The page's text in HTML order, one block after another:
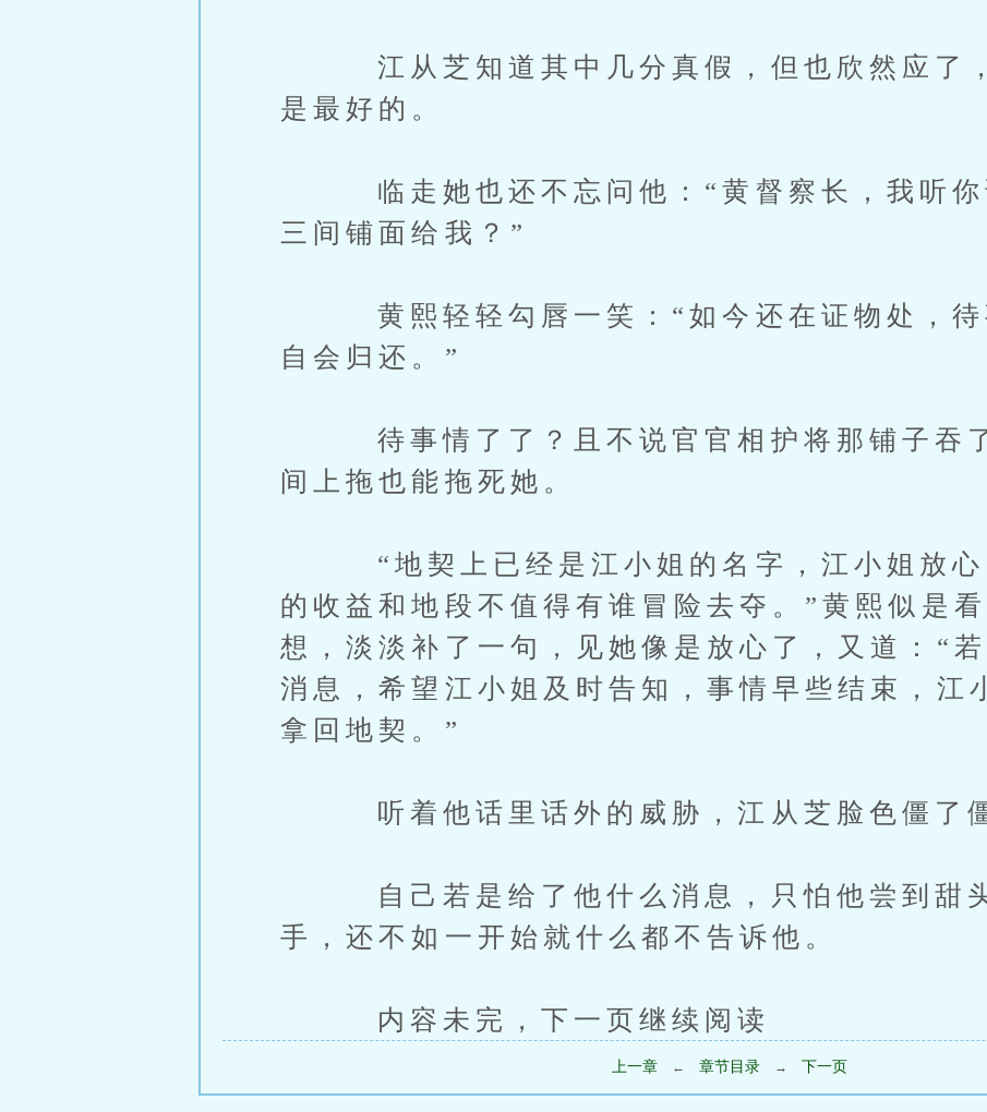
江从芝知道其中几分真假，但也欣然应了
是最好的。
临走她也还不忘问他：“黄督察长，我听你
三间铺面给我？”
黄熙轻轻勾唇一笑：“如今还在证物处，待
自会归还。”
待事情了了？且不说官官相护将那铺子吞
间上拖也能拖死她。
“地契上已经是江小姐的名字，江小姐放心
的收益和地段不值得有谁冒险去夺。”黄熙似是
想，淡淡补了一句，见她像是放心了，又道：“
消息，希望江小姐及时告知，事情早些结束，江
拿回地契。”
听着他话里话外的威胁，江从芝脸色僵了
自己若是给了他什么消息，只怕他尝到甜
手，还不如一开始就什么都不告诉他。
内容未完，下一页继续阅读
上一章 ← 章节目录 → 下一页